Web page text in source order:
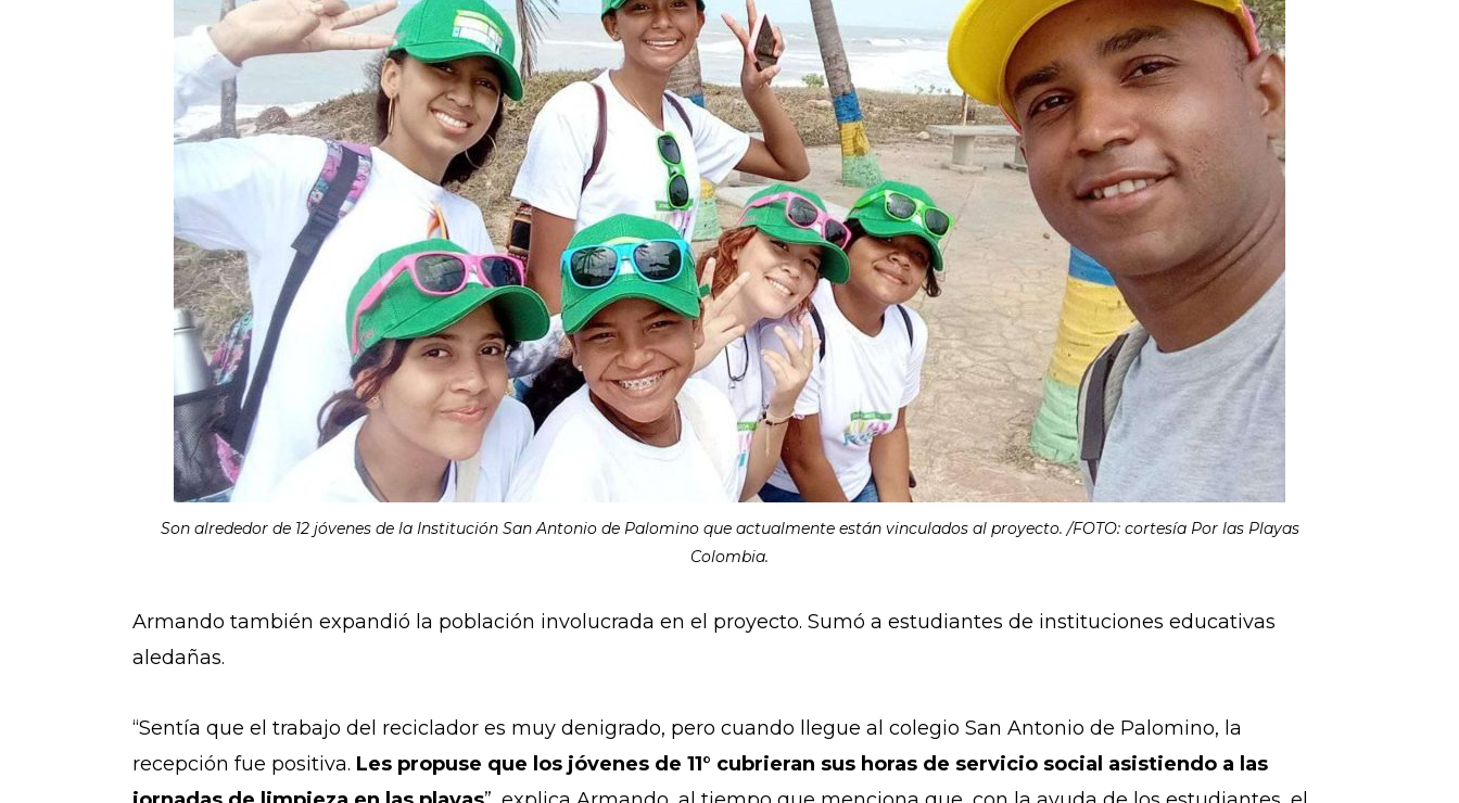
Son alrededor de 12 jóvenes de la Institución San Antonio de Palomino que actualmente están vinculados al proyecto. /FOTO: cortesía Por las Playas
Colombia.
Armando también expandió la población involucrada en el proyecto. Sumó a estudiantes de instituciones educativas
aledañas.
“Sentía que el trabajo del reciclador es muy denigrado, pero cuando llegue al colegio San Antonio de Palomino, la
recepción fue positiva. Les propuse que los jóvenes de 11° cubrieran sus horas de servicio social asistiendo a las